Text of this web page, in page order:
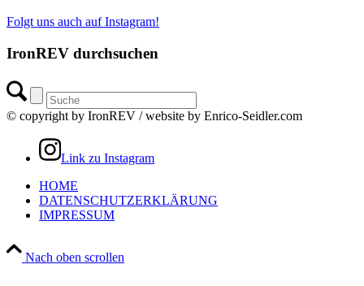
Folgt uns auch auf Instagram!
IronREV durchsuchen
© copyright by IronREV / website by Enrico-Seidler.com
Link zu Instagram
HOME
DATENSCHUTZERKLÄRUNG
IMPRESSUM
Nach oben scrollen